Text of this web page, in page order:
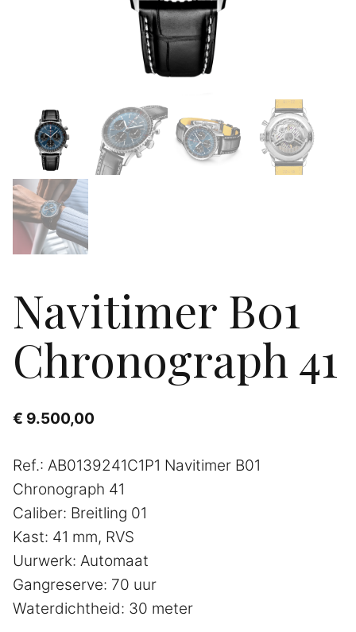
Navitimer B01
Chronograph 41
€ 9.500,00
Ref.: AB0139241C1P1 Navitimer B01
Chronograph 41
Caliber: Breitling 01
Kast: 41 mm, RVS
Uurwerk: Automaat
Gangreserve: 70 uur
Waterdichtheid: 30 meter